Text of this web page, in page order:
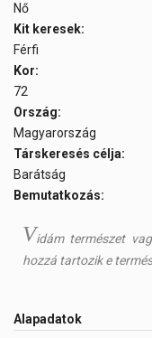
Nő
Kit keresek:
Férfi
Kor:
72
Ország:
Magyarország
Társkeresés célja:
Barátság
Bemutatkozás:
Vidám természet
hozzá tartozik e
Alapadatok